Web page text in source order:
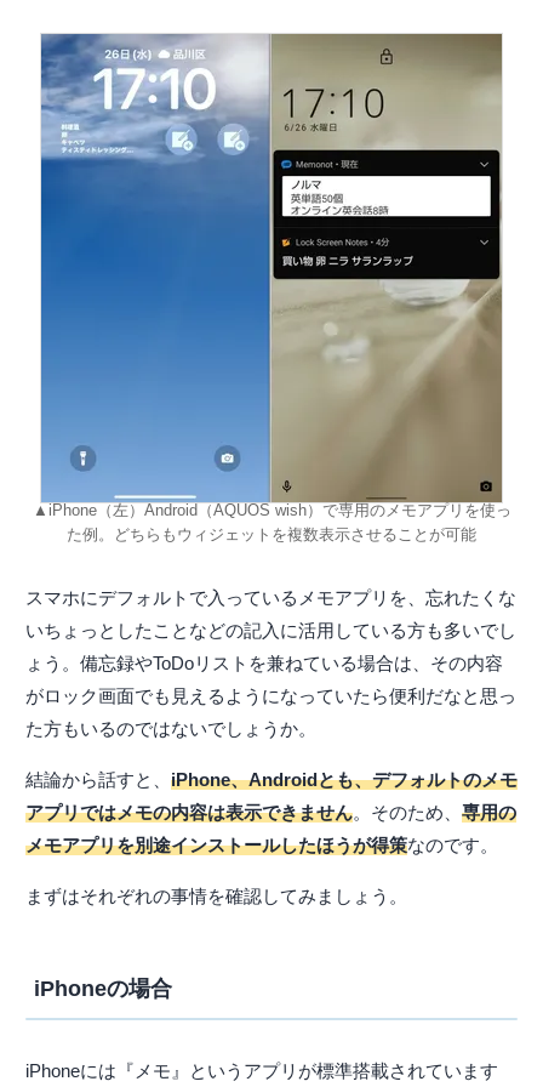
▲iPhone（左）Android（AQUOS wish）で専用のメモアプリを使っ
た例。どちらもウィジェットを複数表示させることが可能
スマホにデフォルトで入っているメモアプリを、忘れたくな
いちょっとしたことなどの記入に活用している方も多いでし
ょう。備忘録やToDoリストを兼ねている場合は、その内容
がロック画面でも見えるようになっていたら便利だなと思っ
た方もいるのではないでしょうか。
結論から話すと、 iPhone、Androidとも、デフォルトのメモ
アプリではメモの内容は表示できません。そのため、 専用の
メモアプリを別途インストールしたほうが得策なのです。
まずはそれぞれの事情を確認してみましょう。
iPhoneの場合
iPhoneには『メモ』というアプリが標準搭載されています